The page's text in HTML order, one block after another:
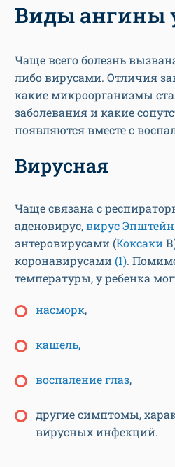
Виды ангины
Чаще всего болезнь
либо вирусами. Отличия
какие микроорганизмы
заболевания и какие
появляются вместе с
Вирусная
Чаще связана с
аденовирус,вирус
энтеровирусами (Коксаки
коронавирусами (1).
температуры, у ребенка
насморк,
кашель,
воспаление глаз,
другие симптомы,
вирусных инфекций.